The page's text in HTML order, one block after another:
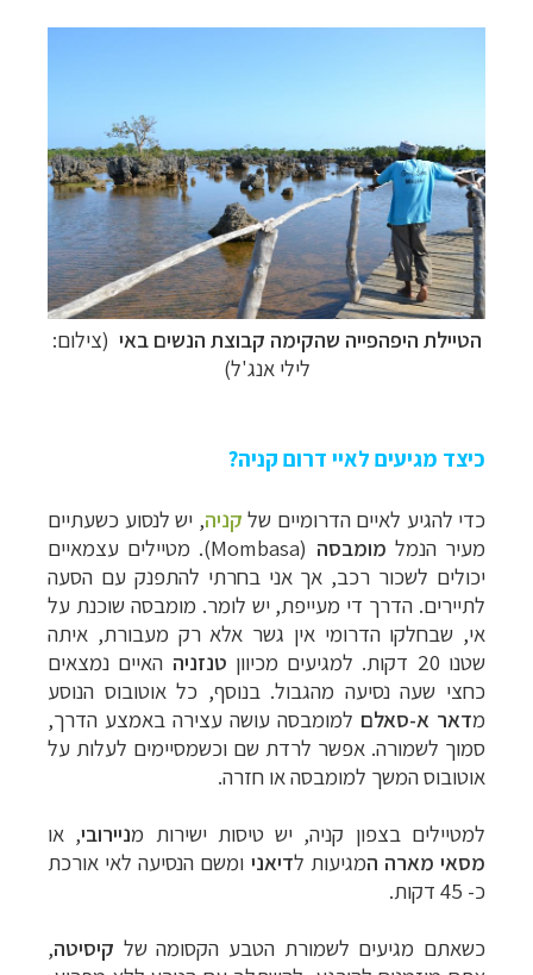
הטיילת היפהפייה שהקימה קבוצת הנשים באי (צילום:
לילי אנג'ל)
כיצד מגיעים לאיי דרום קניה?
כדי להגיע לאיים הדרומיים של קניה, יש לנסוע כשעתיים
מעיר הנמל מומבסה (
Mombasa). מטיילים עצמאיים
יכולים לשכור רכב, אך אני בחרתי להתפנק עם הסעה
לתיירים. הדרך די מעייפת, יש לומר. מומבסה שוכנת על
אי, שבחלקו הדרומי אין גשר אלא רק מעבורת, איתה
שטנו 20 דקות. למגיעים מכיוון
טנזניה האיים נמצאים
כחצי שעה נסיעה מהגבול. בנוסף, כל אוטובוס הנוסע
מדאר א-סאלם למומבסה עושה עצירה באמצע הדרך,
סמוך לשמורה. אפשר לרדת שם וכשמסיימים לעלות על
אוטובוס המשך למומבסה או חזרה.
למטיילים בצפון קניה, יש טיסות ישירות מניירובי, או
מסאי מארה המגיעות לדיאני ומשם הנסיעה לאי אורכת
כ- 45 דקות.
כשאתם מגיעים לשמורת הטבע הקסומה של קיסיטה,